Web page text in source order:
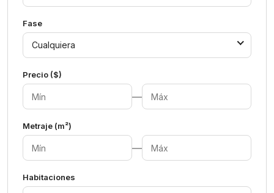
Fase
Cualquiera
Precio ($)
—
Metraje (m²)
—
Habitaciones